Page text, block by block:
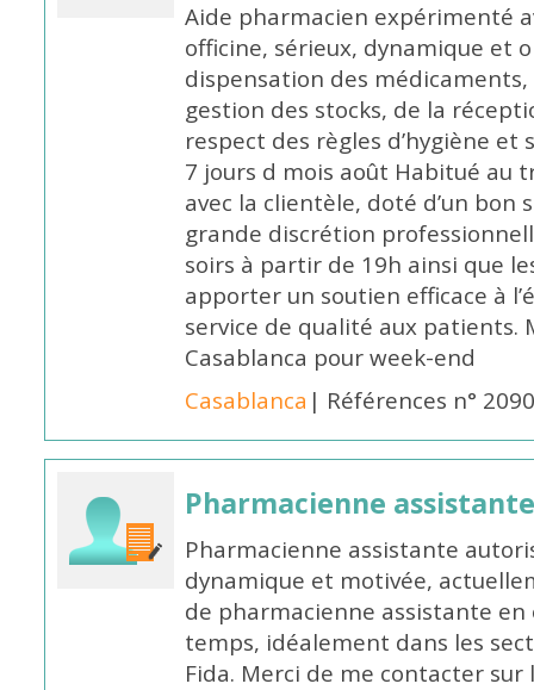
Aide pharmacien expérimenté
officine, sérieux, dynamique et
dispensation des
gestion des stocks, de la
respect des règles d’hygiène
7 jours d mois août Habitué au
avec la clientèle, doté d’un bon
grande discrétion
soirs à partir de 19h ainsi que
apporter un soutien efficace à
service de qualité aux patients.
Casablanca pour week-end
Casablanca | Références n°
Pharmacienne
Pharmacienne assistante
dynamique et motivée,
de pharmacienne assistante en
temps, idéalement dans les
Fida. Merci de me contacter sur